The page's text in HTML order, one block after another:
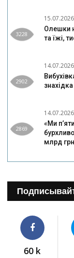
3228
15.07.2026
Олешки
та їжі,
2902
14.07.2026
2869
14.07.2026
«Ми
млрд
60 k